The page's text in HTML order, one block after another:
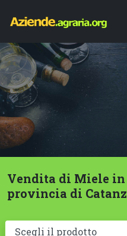
Vendita di Miele
provincia di